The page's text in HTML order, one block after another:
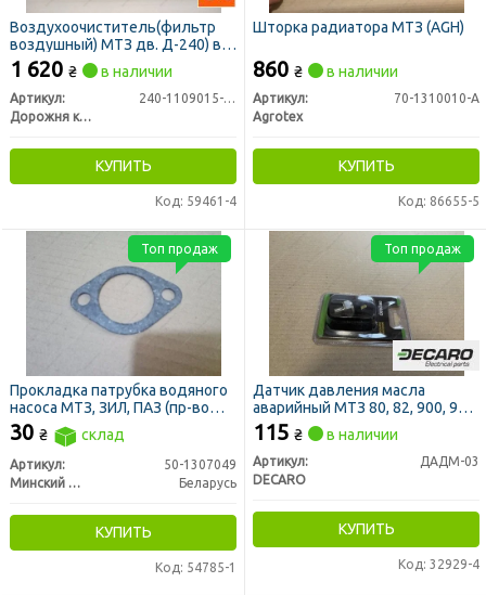
Воздухоочиститель(фильтр
воздушный) МТЗ дв. Д-240) в
сборе (ДК)
1 620 ₴ в наличии
Артикул:
240-1109015-A-09
Дорожня карта
КУПИТЬ
Код: 59461-4
Шторка радиатора МТЗ (AGH)
860 ₴ в наличии
Артикул:
70-1310010-А
Agrotex
КУПИТЬ
Код: 86655-5
Прокладка патрубка водяного
насоса МТЗ, ЗИЛ, ПАЗ (пр-во
ММЗ)
30 ₴ склад
Артикул:
50-1307049
Минский Моторный Завод
Беларусь
КУПИТЬ
Код: 54785-1
Топ продаж
Датчик давления масла
аварийный МТЗ 80, 82, 900, 950,
822, 1025, 1221 (DECARO)
115 ₴ в наличии
Артикул:
ДАДМ-03
DECARO
КУПИТЬ
Код: 32929-4
Топ продаж